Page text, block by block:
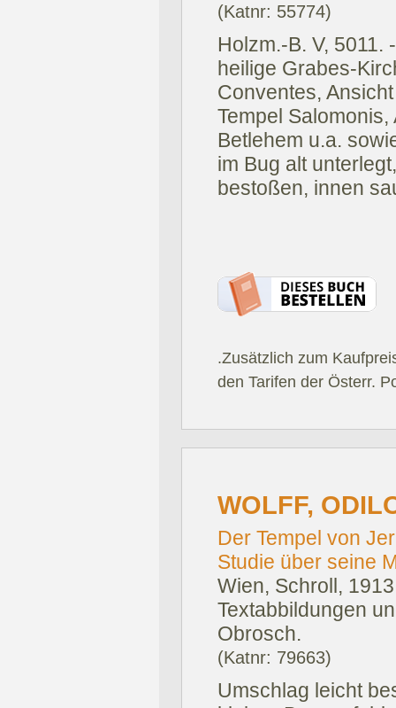
(Katnr: 55774)
Holzm.-B. V, 5011.
heilige Grabes-
Conventes,
Tempel
Betlehem u.a.
im Bug alt
bestoßen, innen
.Zusätzlich zum
den Tarifen der Österr.
WOLFF,
Der Tempel von
Studie über seine
Wien, Schroll,
Textabbildungen
Obrosch.
(Katnr: 79663)
Umschlag leicht